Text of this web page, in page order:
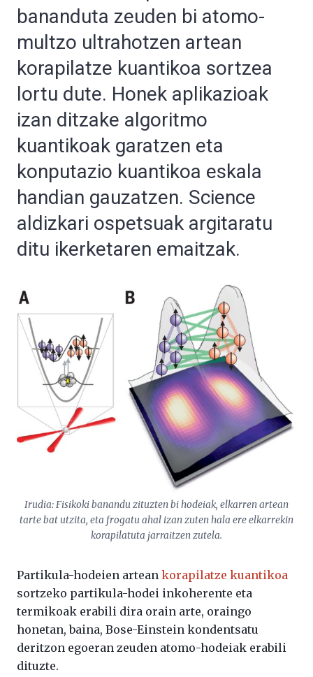
bananduta zeuden bi atomo-
multzo ultrahotzen artean
korapilatze kuantikoa sortzea
lortu dute. Honek aplikazioak
izan ditzake algoritmo
kuantikoak garatzen eta
konputazio kuantikoa eskala
handian gauzatzen. Science
aldizkari ospetsuak argitaratu
ditu ikerketaren emaitzak.
Irudia: Fisikoki banandu zituzten bi hodeiak, elkarren artean
tarte bat utzita, eta frogatu ahal izan zuten hala ere elkarrekin
korapilatuta jarraitzen zutela.
Partikula-hodeien artean korapilatze kuantikoa
sortzeko partikula-hodei inkoherente eta
termikoak erabili dira orain arte, oraingo
honetan, baina, Bose-Einstein kondentsatu
deritzon egoeran zeuden atomo-hodeiak erabili
dituzte.